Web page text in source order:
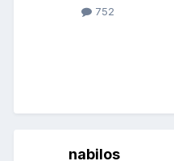
752
nabilos